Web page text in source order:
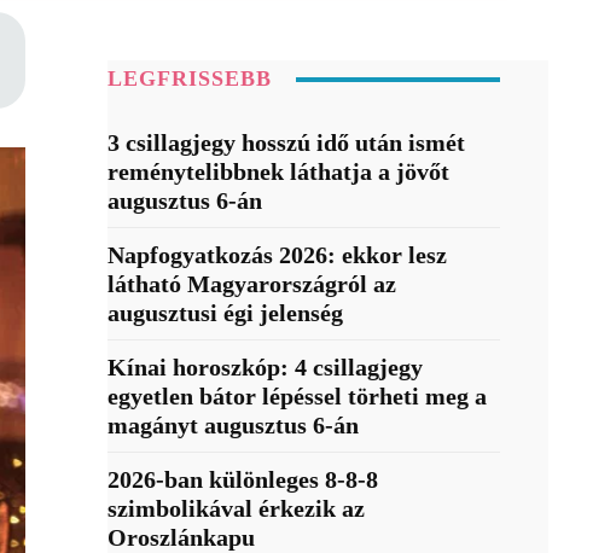
LEGFRISSEBB
3 csillagjegy hosszú idő után ismét
reménytelibbnek láthatja a jövőt
augusztus 6-án
Napfogyatkozás 2026: ekkor lesz
látható Magyarországról az
augusztusi égi jelenség
Kínai horoszkóp: 4 csillagjegy
egyetlen bátor lépéssel törheti meg a
magányt augusztus 6-án
2026-ban különleges 8-8-8
szimbolikával érkezik az
Oroszlánkapu